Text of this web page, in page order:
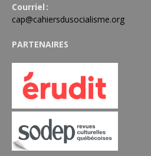
Courriel :
cap@cahiersdusocialisme.org
PARTENAIRES